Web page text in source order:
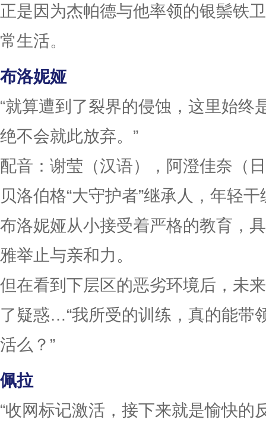
正是因为杰帕德与他率领的银鬃铁
常生活。
布洛妮娅
“就算遭到了裂界的侵蚀，这里始终
绝不会就此放弃。”
配音：谢莹（汉语），阿澄佳奈（
贝洛伯格“大守护者”继承人，年轻
布洛妮娅从小接受着严格的教育，
雅举止与亲和力。
但在看到下层区的恶劣环境后，未
了疑惑…“我所受的训练，真的能带
活么？”
佩拉
“收网标记激活，接下来就是愉快的